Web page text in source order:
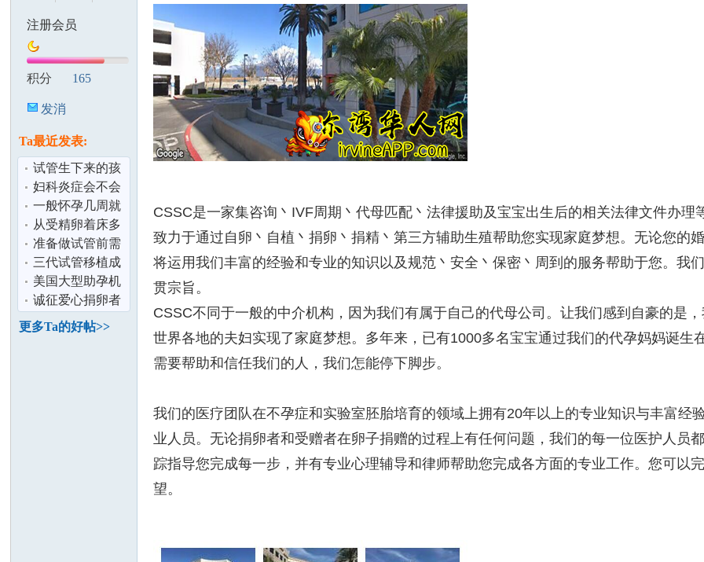
注册会员
积分 165
发消
Ta最近发表:
试管生下来的孩
子健康吗？/做试
管会不会很
妇科炎症会不会
影响怀孕生育 /
去做试管婴
一般怀孕几周就
会出现胎心胎
芽？/第一次怀
从受精卵着床多
久可以知道怀
孕？
准备做试管前需
要做些什么？
三代试管移植成
功率高吗？
美国大型助孕机
构简介
诚征爱心捐卵者
更多Ta的好帖>>
CSSC是一家集咨询丶IVF周期丶代母匹配丶法律援助及宝宝出生后的相关法律文件办
致力于通过自卵丶自植丶捐卵丶捐精丶第三方辅助生殖帮助您实现家庭梦想。无论您的
将运用我们丰富的经验和专业的知识以及规范丶安全丶保密丶周到的服务帮助于您。我
贯宗旨。
CSSC不同于一般的中介机构，因为我们有属于自己的代母公司。让我们感到自豪的是
世界各地的夫妇实现了家庭梦想。多年来，已有1000多名宝宝通过我们的代孕妈妈诞
需要帮助和信任我们的人，我们怎能停下脚步。
我们的医疗团队在不孕症和实验室胚胎培育的领域上拥有20年以上的专业知识与丰富经
业人员。无论捐卵者和受赠者在卵子捐赠的过程上有任何问题，我们的每一位医护人员
踪指导您完成每一步，并有专业心理辅导和律师帮助您完成各方面的专业工作。您可以
望。